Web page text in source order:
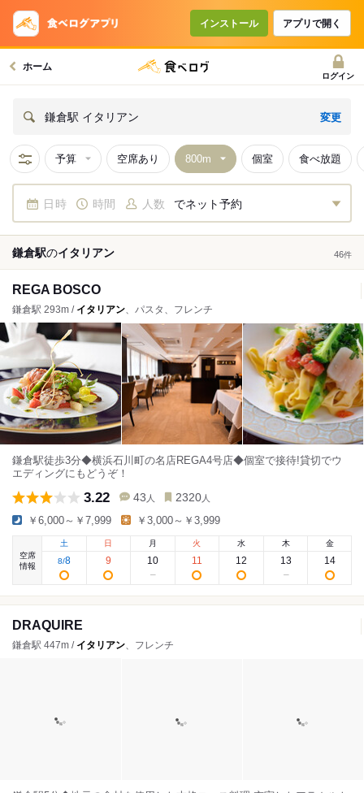
インストール アプリで開く
ホーム
ログイン
鎌倉駅 イタリアン 変更
予算 空席あり 個室 食べ放題
日時 時間 人数 でネット予約
鎌倉駅のイタリアン 46件
REGA BOSCO
鎌倉駅 293m / イタリアン、パスタ、フレンチ
鎌倉駅徒歩3分◆横浜石川町の名店REGA4号店◆個室で接待!貸切でウ
エディングにもどうぞ！
3.22 43 人 2320 人
￥6,000～￥7,999 ￥3,000～￥3,999
空席
情報
土
8/8
日
9
月
10
火
11
水
12
木
13
金
14
DRAQUIRE
鎌倉駅 447m / イタリアン、フレンチ